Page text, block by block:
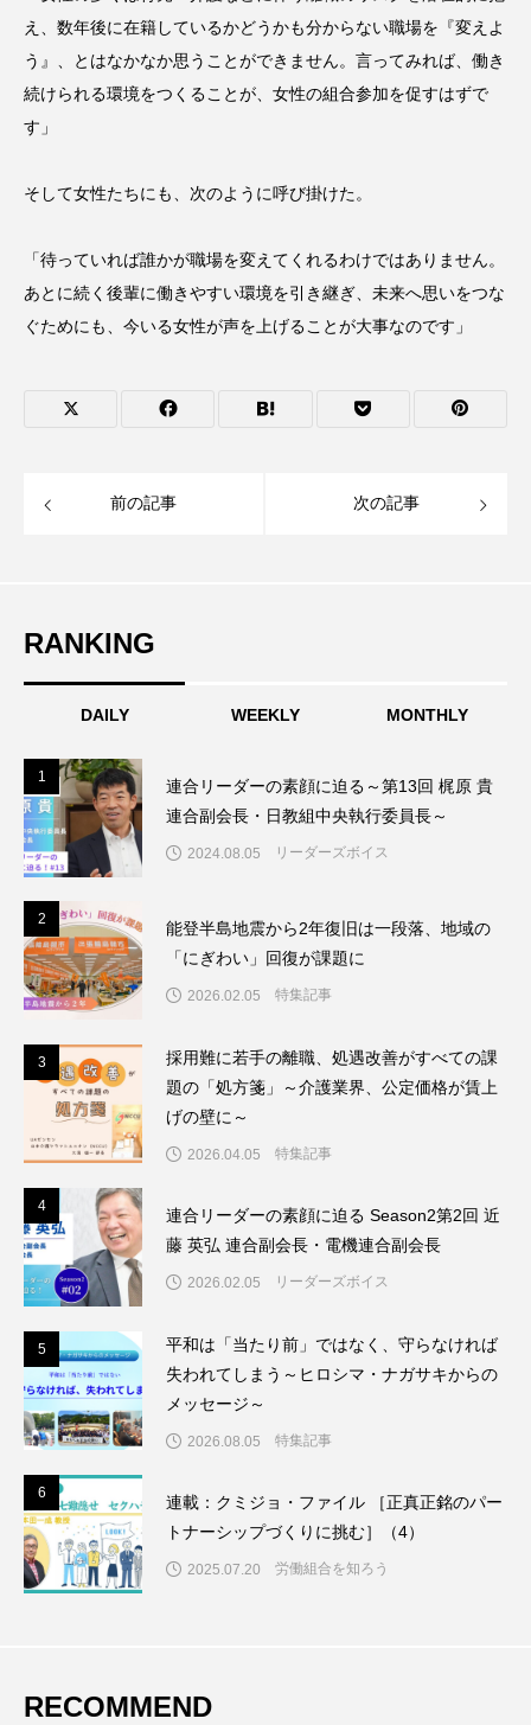
え、数年後に在籍しているかどうかも分からない職場を『変えよ
う』、とはなかなか思うことができません。言ってみれば、働き
続けられる環境をつくることが、女性の組合参加を促すはずで
す」
そして女性たちにも、次のように呼び掛けた。
「待っていれば誰かが職場を変えてくれるわけではありません。
あとに続く後輩に働きやすい環境を引き継ぎ、未来へ思いをつな
ぐためにも、今いる女性が声を上げることが大事なのです」
前の記事 次の記事
RANKING
DAILY WEEKLY MONTHLY
1
連合リーダーの素顔に迫る～第13回 梶原 貴
連合副会長・日教組中央執行委員長～
2024.08.05 リーダーズボイス
2
能登半島地震から2年復旧は一段落、地域の
「にぎわい」回復が課題に
2026.02.05 特集記事
3
採用難に若手の離職、処遇改善がすべての課
題の「処方箋」～介護業界、公定価格が賃上
げの壁に～
2026.04.05 特集記事
4
連合リーダーの素顔に迫る Season2第2回 近
藤 英弘 連合副会長・電機連合副会長
2026.02.05 リーダーズボイス
5
平和は「当たり前」ではなく、守らなければ
失われてしまう～ヒロシマ・ナガサキからの
メッセージ～
2026.08.05 特集記事
6
連載：クミジョ・ファイル ［正真正銘のパー
トナーシップづくりに挑む］（4）
2025.07.20 労働組合を知ろう
RECOMMEND